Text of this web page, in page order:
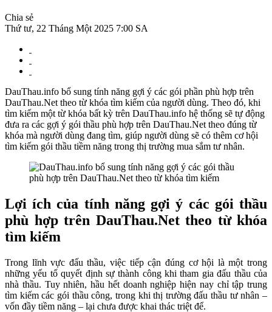
Chia sẻ
Thứ tư, 22 Tháng Một 2025 7:00 SA
DauThau.info bổ sung tính năng gợi ý các gói phần phù hợp trên
DauThau.Net theo từ khóa tìm kiếm của người dùng. Theo đó, khi
tìm kiếm một từ khóa bất kỳ trên DauThau.info hệ thống sẽ tự động
đưa ra các gợi ý gói thầu phù hợp trên DauThau.Net theo đúng từ
khóa mà người dùng đang tìm, giúp người dùng sẽ có thêm cơ hội
tìm kiếm gói thầu tiềm năng trong thị trường mua sắm tư nhân.
Lợi ích của tính năng gợi ý các gói thầu
phù hợp trên DauThau.Net theo từ khóa
tìm kiếm
Trong lĩnh vực đấu thầu, việc tiếp cận đúng cơ hội là một trong
những yếu tố quyết định sự thành công khi tham gia đấu thầu của
nhà thầu. Tuy nhiên, hầu hết doanh nghiệp hiện nay chỉ tập trung
tìm kiếm các gói thầu công, trong khi thị trường đấu thầu tư nhân –
vốn đầy tiềm năng – lại chưa được khai thác triệt để.